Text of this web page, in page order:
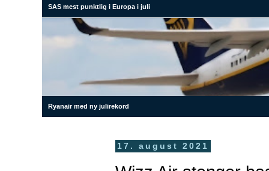
SAS mest punktlig i Europa i juli
Ryanair med ny julirekord
17. august 2021